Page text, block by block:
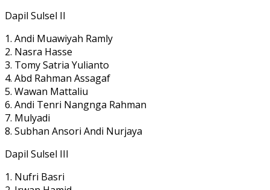
Dapil Sulsel II
1. Andi Muawiyah Ramly
2. Nasra Hasse
3. Tomy Satria Yulianto
4. Abd Rahman Assagaf
5. Wawan Mattaliu
6. Andi Tenri Nangnga Rahman
7. Mulyadi
8. Subhan Ansori Andi Nurjaya
Dapil Sulsel III
1. Nufri Basri